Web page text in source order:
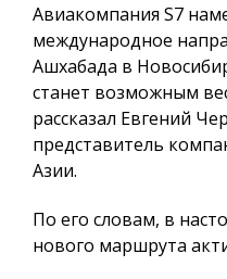
Авиакомпания S7
международное
Ашхабада в
станет возможным
рассказал Евгений
представитель
Азии.
По его словам, в
нового маршрута